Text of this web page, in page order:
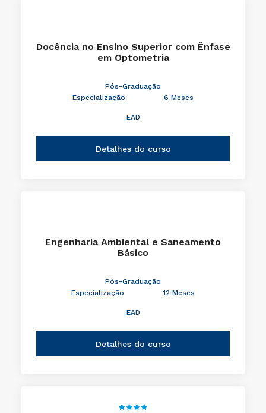
Docência no Ensino Superior com Ênfase
em Optometria
Pós-Graduação
Especialização
6 Meses
EAD
Detalhes do curso
Engenharia Ambiental e Saneamento
Básico
Pós-Graduação
Especialização
12 Meses
EAD
Detalhes do curso